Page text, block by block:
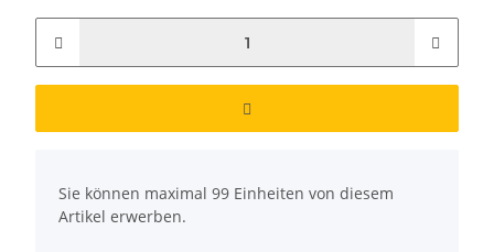
Sie können maximal 99 Einheiten von diesem
Artikel erwerben.